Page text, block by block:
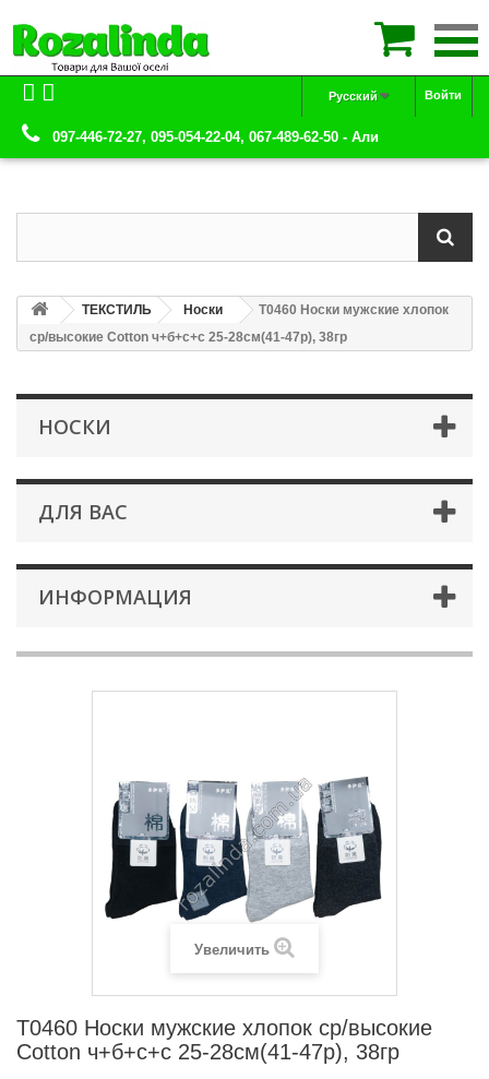
Войти
Русский
097-446-72-27, 095-054-22-04, 067-489-62-50 - Али
ТЕКСТИЛЬ Носки
Т0460 Носки мужские хлопок
ср/высокие Сotton ч+б+с+c 25-28см(41-47р), 38гр
НОСКИ
ДЛЯ ВАС
ИНФОРМАЦИЯ
Увеличить
Т0460 Носки мужские хлопок ср/высокие
Сotton ч+б+с+c 25-28см(41-47р), 38гр
